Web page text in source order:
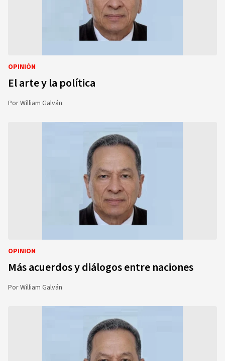
OPINIÓN
El arte y la política
PorWilliam Galván
OPINIÓN
Más acuerdos y diálogos entre naciones
PorWilliam Galván